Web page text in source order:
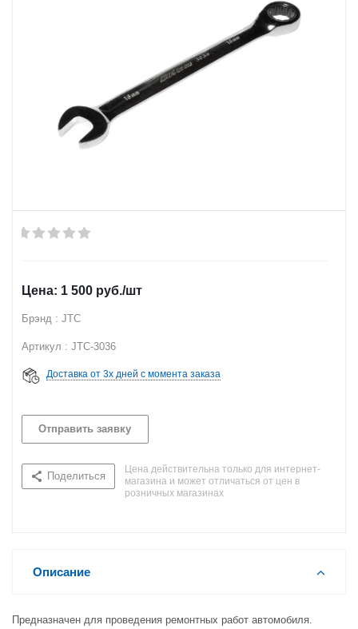
1 500 руб./шт
Брэнд : JTC
Артикул : JTC-3036
Доставка от 3х дней с момента заказа
Отправить заявку
Поделиться
Цена действительна только для интернет-
магазина и может отличаться от цен в
розничных магазинах
Описание
Предназначен для проведения ремонтных работ автомобиля.